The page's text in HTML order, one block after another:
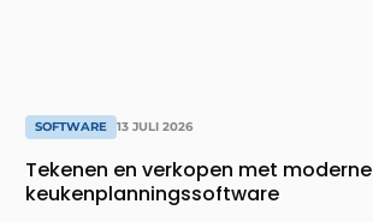
SOFTWARE 13 JULI 2026
Tekenen en verkopen met moderne
keukenplanningssoftware